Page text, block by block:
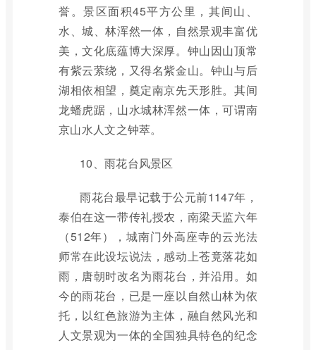
誉。景区面积45平方公里，其间山、
水、城、林浑然一体，自然景观丰富优
美，文化底蕴博大深厚。钟山因山顶常
有紫云萦绕，又得名紫金山。钟山与后
湖相依相望，奠定南京先天形胜。其间
龙蟠虎踞，山水城林浑然一体，可谓南
京山水人文之钟萃。
10、雨花台风景区
雨花台最早记载于公元前1147年，
泰伯在这一带传礼授农，南梁天监六年
（512年），城南门外高座寺的云光法
师常在此设坛说法，感动上苍竟落花如
雨，唐朝时改名为雨花台，并沿用。如
今的雨花台，已是一座以自然山林为依
托，以红色旅游为主体，融自然风光和
人文景观为一体的全国独具特色的纪念